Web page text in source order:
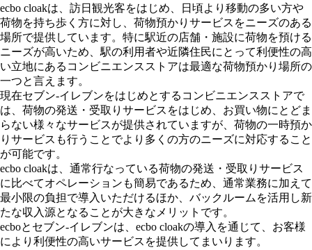
ecbo cloakは、訪日観光客をはじめ、日頃より移動の多い方や
荷物を持ち歩く方に対し、荷物預かりサービスをニーズのある
場所で提供しています。特に駅近の店舗・施設に荷物を預ける
ニーズが高いため、駅の利用者や近隣住民にとって利便性の高
い立地にあるコンビニエンスストアは最適な荷物預かり場所の
一つと言えます。
現在セブン-イレブンをはじめとするコンビニエンスストアで
は、荷物の発送・受取りサービスをはじめ、お買い物にとどま
らない様々なサービスが提供されていますが、荷物の一時預か
りサービスも行うことでより多くの方のニーズに対応すること
が可能です。
ecbo cloakは、通常行なっている荷物の発送・受取りサービス
に比べてオペレーションも簡易であるため、通常業務に加えて
最小限の負担で導入いただけるほか、バックルームを活用し新
たな収入源となることが大きなメリットです。
ecboとセブン-イレブンは、ecbo cloakの導入を通じて、お客様
により利便性の高いサービスを提供してまいります。